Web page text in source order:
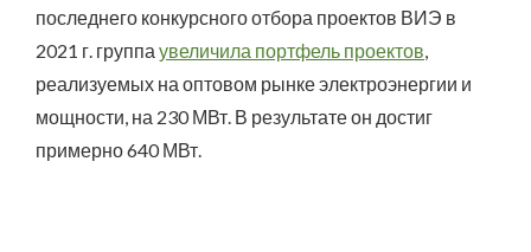
последнего конкурсного отбора проектов ВИЭ в
2021 г. группа увеличила портфель проектов,
реализуемых на оптовом рынке электроэнергии и
мощности, на 230 МВт. В результате он достиг
примерно 640 МВт.